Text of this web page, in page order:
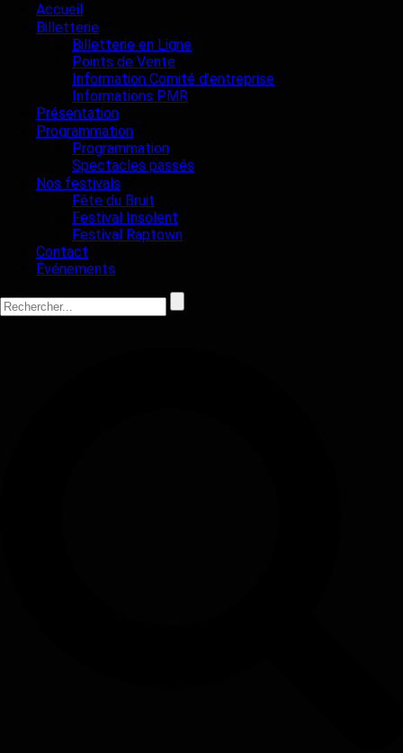
Accueil
Billetterie
Billetterie en Ligne
Points de Vente
Information Comité d’entreprise
Informations PMR
Présentation
Programmation
Programmation
Spectacles passés
Nos festivals
Fête du Bruit
Festival Insolent
Festival Raptown
Contact
Événements